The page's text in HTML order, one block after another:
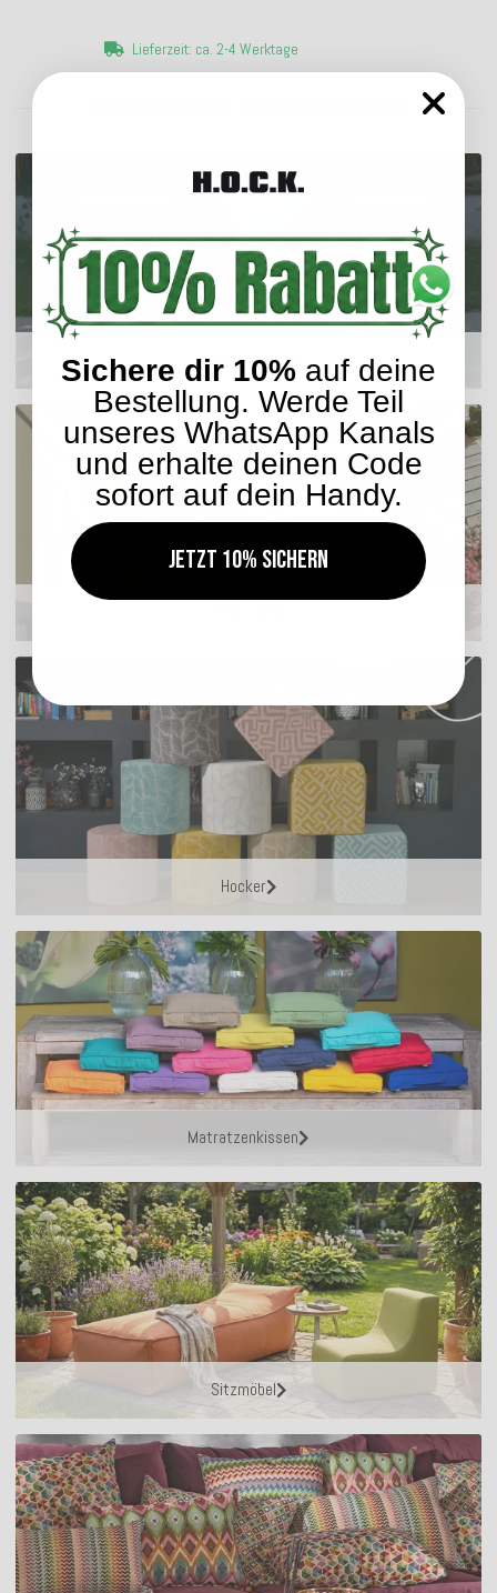
Lieferzeit: ca. 2-4 Werktage
Outdoor Kissen
Hocker
Matratzenkissen
Sitzmöbel
Sichere dir 10% auf deine
Bestellung. Werde Teil
unseres WhatsApp Kanals
und erhalte deinen Code
sofort auf dein Handy.
Jetzt 10% sichern